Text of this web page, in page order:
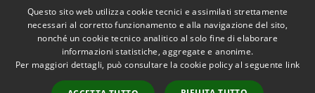
RSS
Copyright © 2026 • Comune di
Questo sito web utilizza cookie tecnici e assimilati strettamente
necessari al corretto funzionamento e alla navigazione del sito,
nonché un cookie tecnico analitico al solo fine di elaborare
informazioni statistiche, aggregate e anonime.
Per maggiori dettagli, può consultare la cookie policy al seguente link